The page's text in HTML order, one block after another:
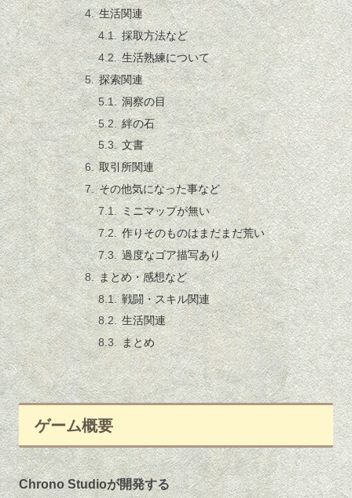
生活関連
採取方法など
生活熟練について
探索関連
洞察の目
絆の石
文書
取引所関連
その他気になった事など
ミニマップが無い
作りそのものはまだまだ荒い
過度なゴア描写あり
まとめ・感想など
戦闘・スキル関連
生活関連
まとめ
ゲーム概要
Chrono Studioが開発する